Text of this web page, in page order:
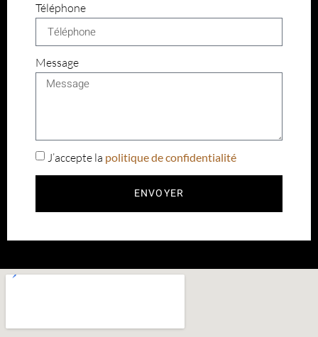
Téléphone
Message
J’accepte la politique de confidentialité
ENVOYER